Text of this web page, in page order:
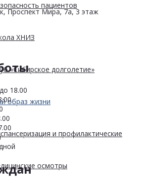
пациентов
ХНИЗ
«Сибирское долголетие»
образ жизни
и профилактические
осмотры
Проспект Мира, 7а, 3 этаж
18.00